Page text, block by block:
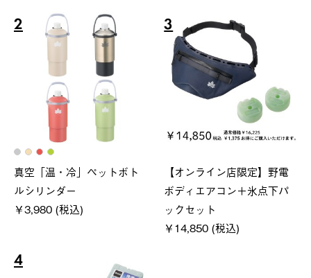
2
真空「温・冷」ペットボト
ルシリンダー
￥3,980 (税込)
3
【オンライン店限定】野電
ボディエアコン＋氷点下パ
ックセット
￥14,850 (税込)
4